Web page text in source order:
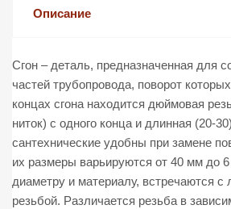
Описание
Сгон – деталь, предназначенная для
частей трубопровода, поворот
концах сгона находится дюймовая
ниток) с одного конца и длинная (20-
сантехнические удобны при замене
их размеры варьируются от 40 мм до
диаметру и материалу, встречаются с
резьбой. Различается резьба в